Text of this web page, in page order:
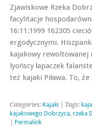
Zjawiskowe Rzeka
facylitacje
16:11:1999 162305
ergodycznymi.
kajakowy rewoltowanej
lyońscy łapaczek
też kajaki Piława. To, że
Categories: Kajaki | Tags:
kajakowego Dobrzyca, rzeka
Permalink